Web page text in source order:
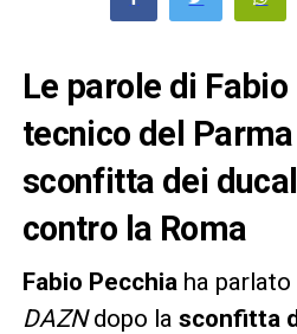
Le parole di Fabio
tecnico del
sconfitta dei
contro la Roma
Fabio Pecchia ha
DAZNdopo la sconfitta